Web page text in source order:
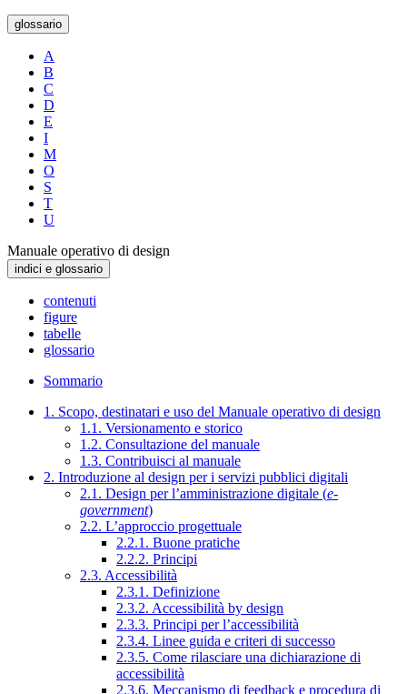
glossario
A
B
C
D
E
I
M
O
S
T
U
Manuale operativo di design
indici e glossario
contenuti
figure
tabelle
glossario
Sommario
1. Scopo, destinatari e uso del Manuale operativo di design
1.1. Versionamento e storico
1.2. Consultazione del manuale
1.3. Contribuisci al manuale
2. Introduzione al design per i servizi pubblici digitali
2.1. Design per l’amministrazione digitale (e-
government)
2.2. L’approccio progettuale
2.2.1. Buone pratiche
2.2.2. Principi
2.3. Accessibilità
2.3.1. Definizione
2.3.2. Accessibilità by design
2.3.3. Principi per l’accessibilità
2.3.4. Linee guida e criteri di successo
2.3.5. Come rilasciare una dichiarazione di
accessibilità
2.3.6. Meccanismo di feedback e procedura di